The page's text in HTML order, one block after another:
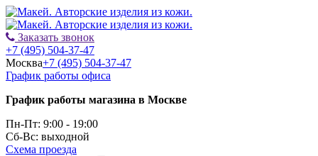
Заказать звонок
+7 (495) 504-37-47
Москва+7 (495) 504-37-47
График работы офиса
График работы магазина в Москве
Пн-Пт: 9:00 - 19:00
Сб-Вс: выходной
Схема проезда